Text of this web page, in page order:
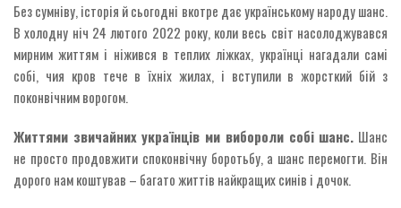
Без сумніву, історія й сьогодні вкотре дає українському народу шанс.
В холодну ніч 24 лютого 2022 року, коли весь світ насолоджувався
мирним життям і ніжився в теплих ліжках, українці нагадали самі
собі, чия кров тече в їхніх жилах, і вступили в жорсткий бій з
поконвічним ворогом.
Життями звичайних українців ми вибороли собі шанс. Шанс
не просто продовжити споконвічну боротьбу, а шанс перемогти. Він
дорого нам коштував – багато життів найкращих синів і дочок.